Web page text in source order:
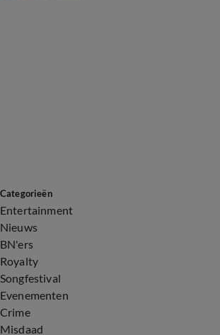
Categorieën
Entertainment
Nieuws
BN'ers
Royalty
Songfestival
Evenementen
Crime
Misdaad